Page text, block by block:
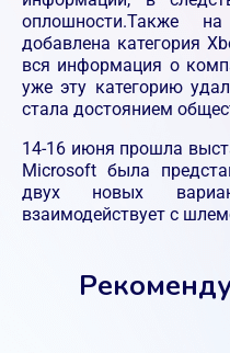
оплошности.Также
добавлена категория
вся информация о
уже эту категорию
стала достоянием
14-16 июня прошла
Microsoft была
двух новых
взаимодействует с